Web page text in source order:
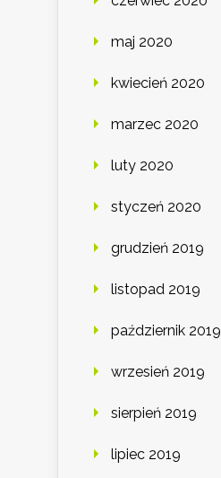
maj 2020
kwiecień 2020
marzec 2020
luty 2020
styczeń 2020
grudzień 2019
listopad 2019
październik 2019
wrzesień 2019
sierpień 2019
lipiec 2019